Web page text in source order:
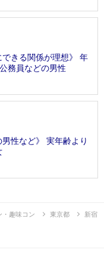
できる関係が理想》 年
務員などの男性
男性など》 実年齢より
・趣味コン 東京都 新宿